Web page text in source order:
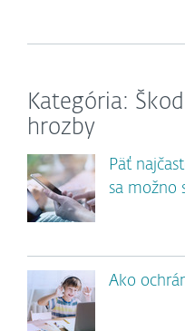
Kategória:
hrozby
Päť
sa možno
Ako